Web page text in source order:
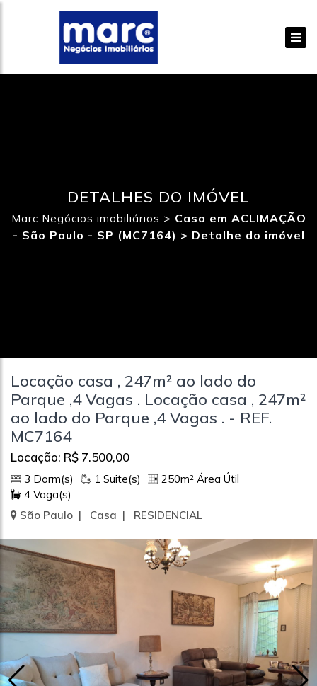
DETALHES DO IMÓVEL
Marc Negócios imobiliários > Casa em ACLIMAÇÃO
- São Paulo - SP (MC7164) > Detalhe do imóvel
Locação casa , 247m² ao lado do
Parque ,4 Vagas . Locação casa , 247m²
ao lado do Parque ,4 Vagas . - REF.
MC7164
Locação: R$ 7.500,00
3 Dorm(s) 1 Suite(s)
250m² Área Útil
4 Vaga(s)
São Paulo | Casa | RESIDENCIAL